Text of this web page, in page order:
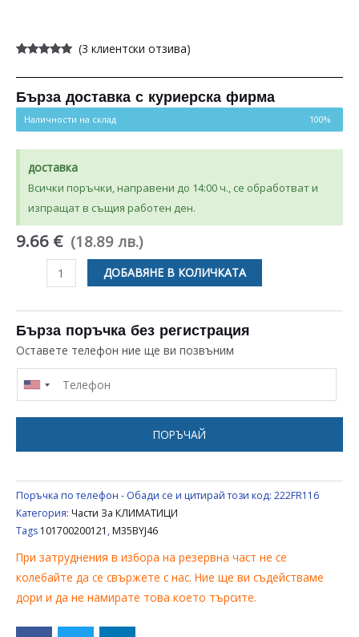
5.00от 5,
потребителски
оценки
(3 клиентски отзива)
Бърза доставка с куриерска фирма
Наличности на склад 100%
доставка
Всички поръчки, направени до 14:00 ч., се обработват и
изпращат в същия работен ден.
9.66 € (18.89 лв.)
количество
МОТОР
ЗА
КЛИМАТИК
12V
DC
,
ДОБАВЯНЕ В КОЛИЧКАТА
Бърза поръчка без регистрация
Оставете телефон ние ще ви позвъним
ПОРЪЧАЙ
Поръчка по телефон - Обади се и цитирай този код: 222FR116
Категория: Части За КЛИМАТИЦИ
Tags 101700200121 ,M35BYJ46
При затруднения в избора на резервна част не се
колебайте да се свържете с нас. Ние ще ви съдействаме
дори и да не намирате това което търсите.